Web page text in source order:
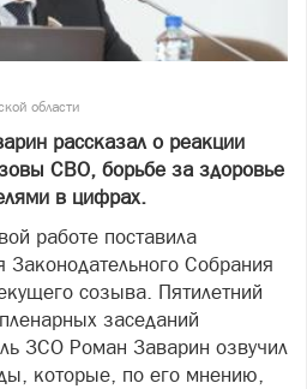
области
рассказал о реакции
СВО, борьбе за здоровье
в цифрах.
работе поставила
Законодательного Собрания
созыва. Пятилетний
заседаний
ЗСО Роман Заварин озвучил
которые, по его мнению,